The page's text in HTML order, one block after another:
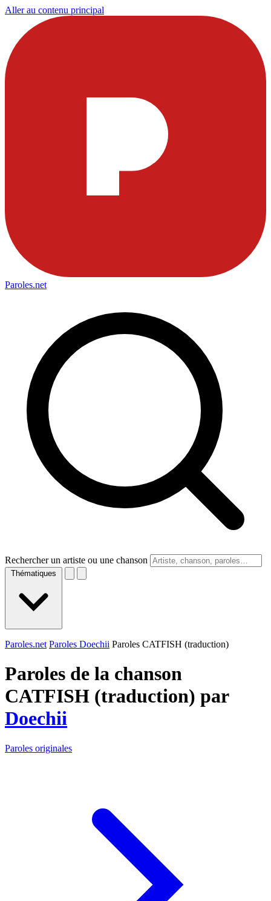
Aller au contenu principal
Paroles.net
Rechercher un artiste ou une chanson
Thématiques
Paroles.net Paroles Doechii Paroles CATFISH (traduction)
Paroles de la chanson
CATFISH (traduction) par
Doechii
Paroles originales